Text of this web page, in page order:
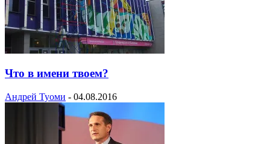
Что в имени твоем?
Андрей Туоми - 04.08.2016